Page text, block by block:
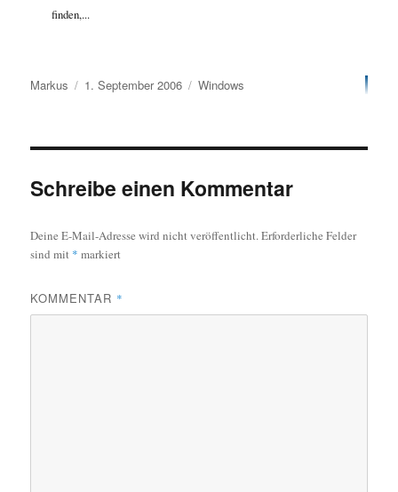
finden,...
Autor
Markus
Veröffentlicht
1. September 2006 Kategorien
Windows
Schreibe einen Kommentar
Deine E-Mail-Adresse wird nicht veröffentlicht.Erforderliche Felder
sind mit * markiert
KOMMENTAR *